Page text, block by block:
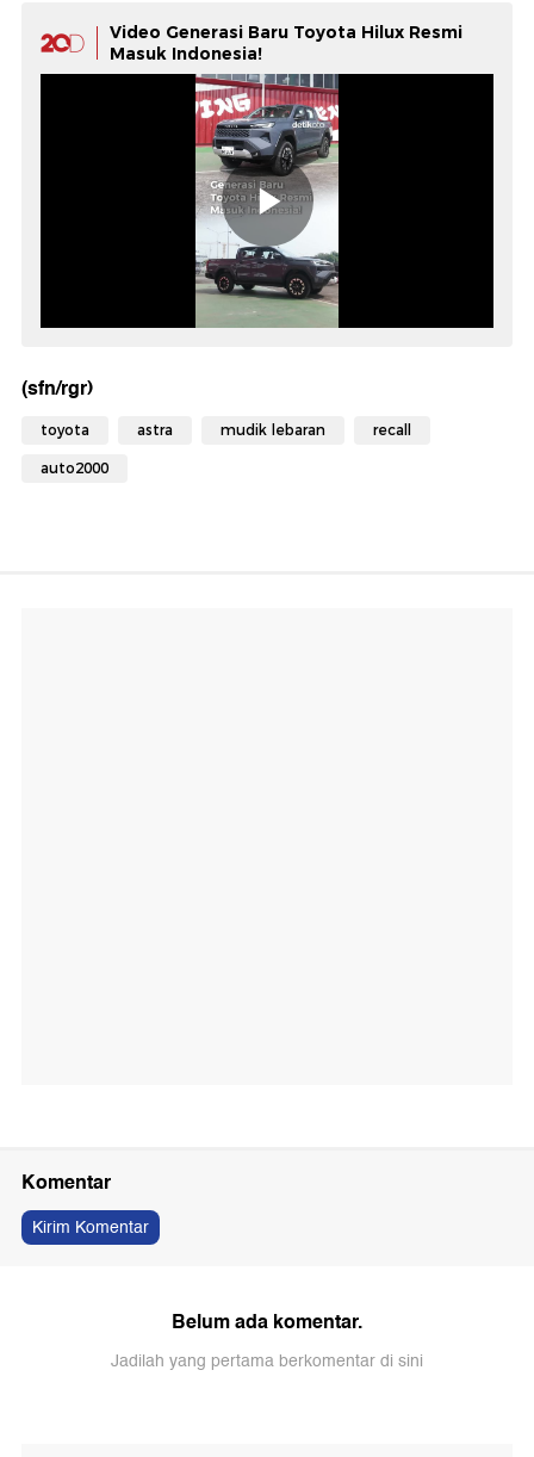
Video Generasi Baru Toyota Hilux Resmi
Masuk Indonesia!
(sfn/rgr)
toyota astra mudik lebaran recall
auto2000
Komentar
Kirim Komentar
Belum ada komentar.
Jadilah yang pertama berkomentar di sini